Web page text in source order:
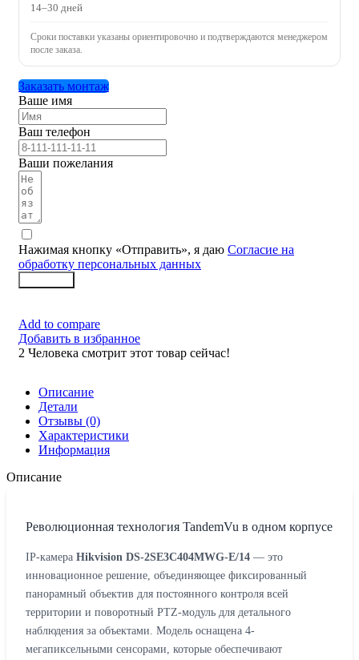
14–30 дней
Сроки поставки указаны ориентировочно и подтверждаются менеджером
после заказа.
Заказать монтаж
Ваше имя
Ваш телефон
Ваши пожелания
Нажимая кнопку «Отправить», я даю Согласие на
обработку персональных данных
Add to compare
Добавить в избранное
2 Человека смотрит этот товар сейчас!
Описание
Детали
Отзывы (0)
Характеристики
Информация
Описание
Революционная технология TandemVu в одном корпусе
IP-камера Hikvision DS-2SE3C404MWG-E/14 — это
инновационное решение, объединяющее фиксированный
панорамный объектив для постоянного контроля всей
территории и поворотный PTZ-модуль для детального
наблюдения за объектами. Модель оснащена 4-
мегапиксельными сенсорами, которые обеспечивают